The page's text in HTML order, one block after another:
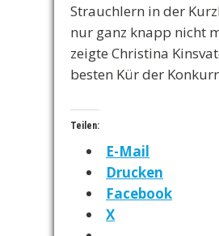
Strauchlern in der
nur ganz knapp nicht
zeigte Christina
besten Kür der
Teilen:
E-Mail
Drucken
Facebook
X